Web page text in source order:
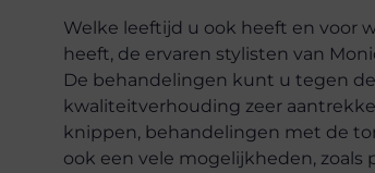
Welke leeftijd u ook heeft en voor
heeft, de ervaren stylisten van
De behandelingen kunt u tegen
kwaliteitverhouding zeer
knippen, behandelingen met de
ook een vele mogelijkheden,